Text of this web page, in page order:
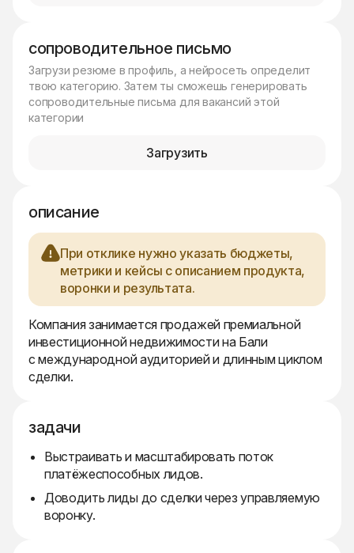
сопроводительное письмо
Загрузи резюме в профиль, а нейросеть определит
твою категорию. Затем ты сможешь генерировать
сопроводительные письма для вакансий этой
категории
Загрузить
описание
При отклике нужно указать бюджеты,
метрики и кейсы с описанием продукта,
воронки и результата.
Компания занимается продажей премиальной
инвестиционной недвижимости на Бали
с международной аудиторией и длинным циклом
сделки.
задачи
Выстраивать и масштабировать поток
платёжеспособных лидов.
Доводить лиды до сделки через управляемую
воронку.